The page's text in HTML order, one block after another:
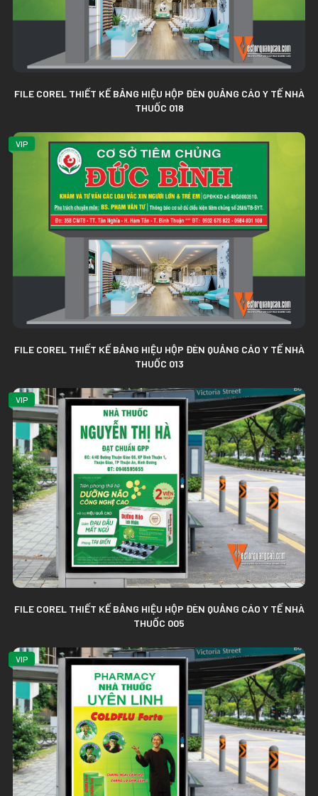
FILE COREL THIẾT KẾ BẢNG HIỆU HỘP ĐÈN QUẢNG CÁO Y TẾ NHÀ
THUỐC 018
VIP
FILE COREL THIẾT KẾ BẢNG HIỆU HỘP ĐÈN QUẢNG CÁO Y TẾ NHÀ
THUỐC 013
VIP
FILE COREL THIẾT KẾ BẢNG HIỆU HỘP ĐÈN QUẢNG CÁO Y TẾ NHÀ
THUỐC 005
VIP